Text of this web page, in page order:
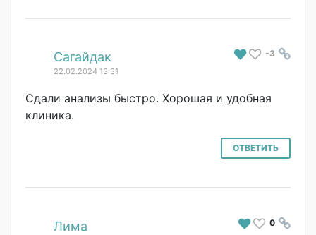
# -3
Сагайдак
22.02.2024 13:31
Сдали анализы быстро. Хорошая и удобная
клиника.
ОТВЕТИТЬ
# 0
Лима